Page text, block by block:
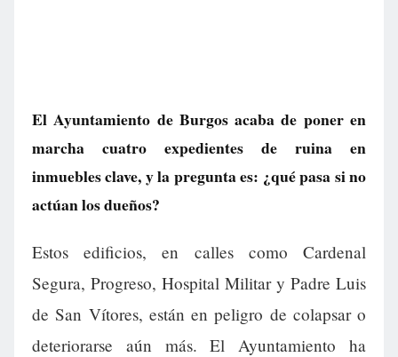
El Ayuntamiento de Burgos acaba de poner en
marcha cuatro expedientes de ruina en
inmuebles clave, y la pregunta es: ¿qué pasa si no
actúan los dueños?
Estos edificios, en calles como Cardenal
Segura, Progreso, Hospital Militar y Padre Luis
de San Vítores, están en peligro de colapsar o
deteriorarse aún más. El Ayuntamiento ha